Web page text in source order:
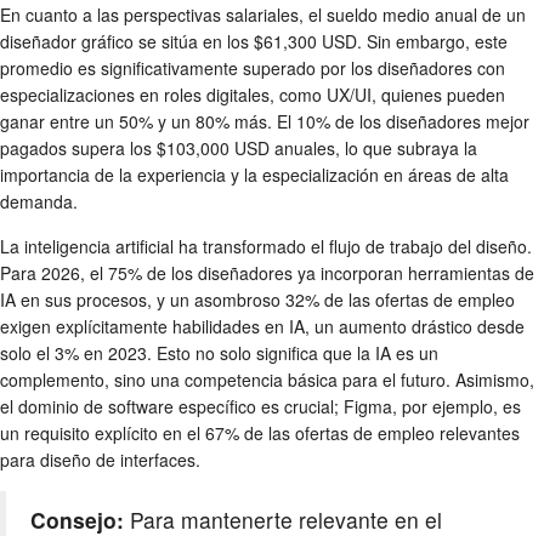
En cuanto a las perspectivas salariales, el sueldo medio anual de un
diseñador gráfico se sitúa en los $61,300 USD. Sin embargo, este
promedio es significativamente superado por los diseñadores con
especializaciones en roles digitales, como UX/UI, quienes pueden
ganar entre un 50% y un 80% más. El 10% de los diseñadores mejor
pagados supera los $103,000 USD anuales, lo que subraya la
importancia de la experiencia y la especialización en áreas de alta
demanda.
La inteligencia artificial ha transformado el flujo de trabajo del diseño.
Para 2026, el 75% de los diseñadores ya incorporan herramientas de
IA en sus procesos, y un asombroso 32% de las ofertas de empleo
exigen explícitamente habilidades en IA, un aumento drástico desde
solo el 3% en 2023. Esto no solo significa que la IA es un
complemento, sino una competencia básica para el futuro. Asimismo,
el dominio de software específico es crucial; Figma, por ejemplo, es
un requisito explícito en el 67% de las ofertas de empleo relevantes
para diseño de interfaces.
Consejo: Para mantenerte relevante en el